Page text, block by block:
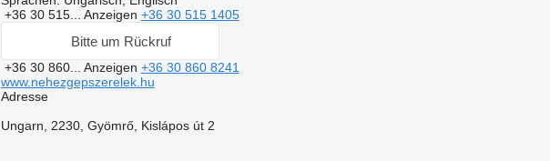
+36 30 515... Anzeigen +36 30 515 1405
Bitte um Rückruf
+36 30 860... Anzeigen +36 30 860 8241
www.nehezgepszerelek.hu
Adresse
Ungarn, 2230, Gyömrő, Kislápos út 2